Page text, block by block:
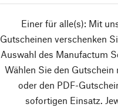
Einer für alle(s): Mit
Gutscheinen verschenken
Auswahl des Manufactum
Wählen Sie den Gutschein
oder den PDF-
sofortigen Einsatz.